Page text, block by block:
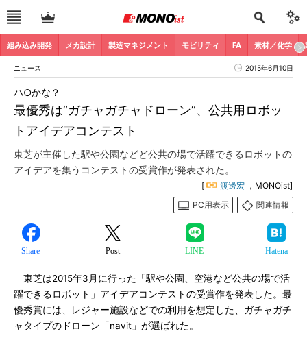
組み込み開発 メカ設計 製造マネジメント モビリティ FA 素材／化学
ニュース 2015年6月10日
最優秀は“ガチャガチャドローン”、公共用ロボッ
トアイデアコンテスト
ハ○かな？
東芝が主催した駅や公園などど公共の場で活躍できるロボットの
アイデアを集うコンテストの受賞作が発表された。
[ 渡邊宏 ，MONOist]
PC用表示
関連情報
Share Post LINE Hatena
東芝は2015年3月に行った「駅や公園、空港など公共の場で活
躍できるロボット」アイデアコンテストの受賞作を発表した。最
優秀賞には、レジャー施設などでの利用を想定した、ガチャガチ
ャタイプのドローン「navit」が選ばれた。